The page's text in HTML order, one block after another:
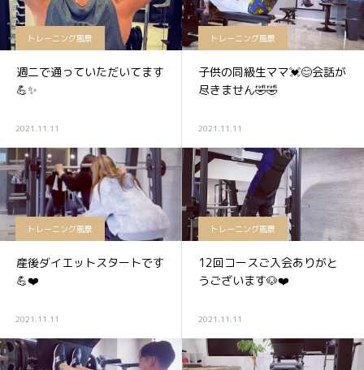
トレーニング風景
週二で通っていただいてます
💪✨
2021.11.11
トレーニング風景
子供の同級生ママ💓😊会話が
尽きません🤣🤣
2021.11.11
トレーニング風景
産後ダイエットスタートです
💪❤️
2021.11.11
トレーニング風景
12回コースご入会ありがと
うございます🐶❤️
2021.11.11